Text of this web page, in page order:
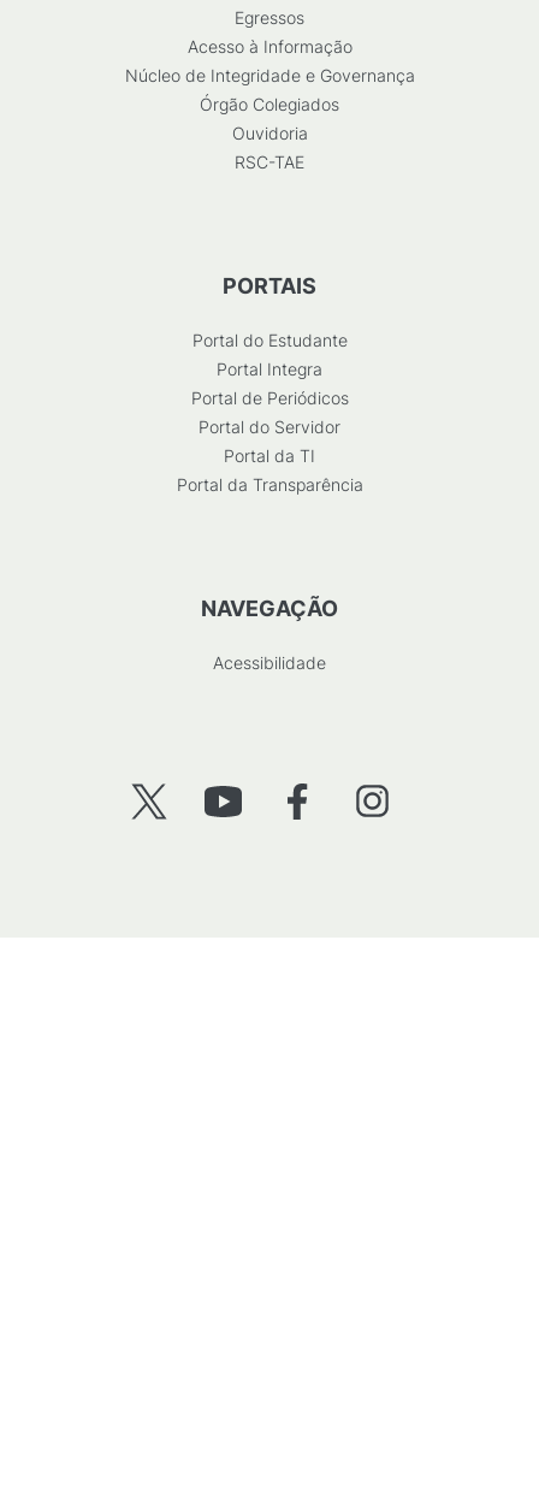
Egressos
Acesso à Informação
Núcleo de Integridade e Governança
Órgão Colegiados
Ouvidoria
RSC-TAE
PORTAIS
Portal do Estudante
Portal Integra
Portal de Periódicos
Portal do Servidor
Portal da TI
Portal da Transparência
NAVEGAÇÃO
Acessibilidade